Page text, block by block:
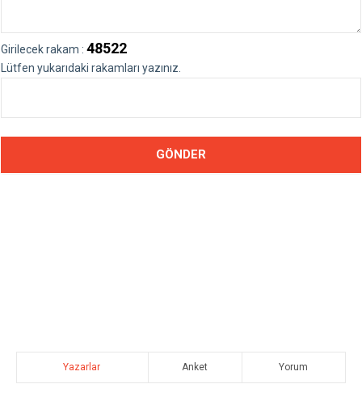
Girilecek rakam : 48522
Lütfen yukarıdaki rakamları yazınız.
Yazarlar Anket Yorum